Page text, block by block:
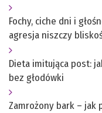
Fochy, ciche dni i
agresja niszczy
Dieta imitująca post:
bez głodówki
Zamrożony bark – jak